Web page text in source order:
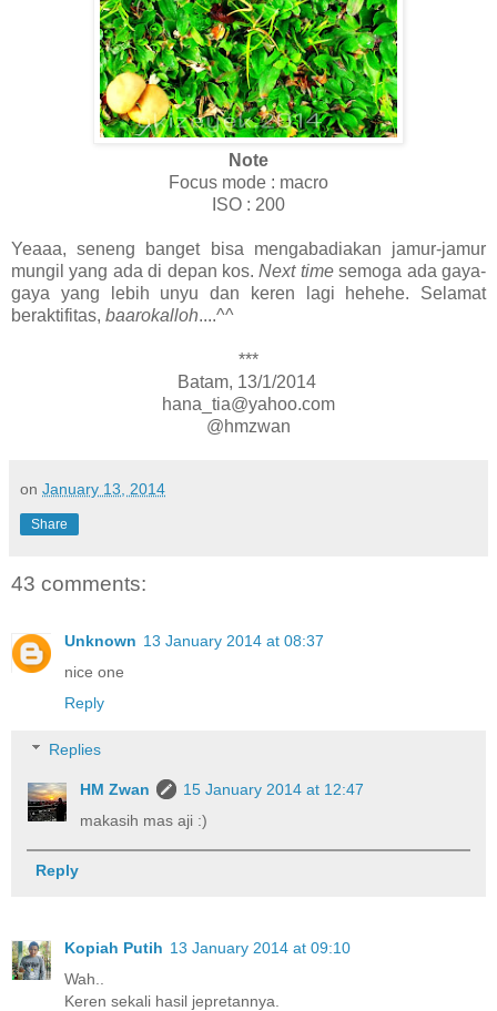
Note
Focus mode : macro
ISO : 200
Yeaaa, seneng banget bisa mengabadiakan jamur-jamur
mungil yang ada di depan kos.Next timesemoga ada gaya-
gaya yang lebih unyu dan keren lagi hehehe. Selamat
beraktifitas, baarokalloh....^^
***
Batam, 13/1/2014
hana_tia@yahoo.com
@hmzwan
on January 13, 2014
Share
43 comments:
Unknown 13 January 2014 at 08:37
nice one
Reply
Replies
HM Zwan
15 January 2014 at 12:47
makasih mas aji :)
Reply
Kopiah Putih 13 January 2014 at 09:10
Wah..
Keren sekali hasil jepretannya.